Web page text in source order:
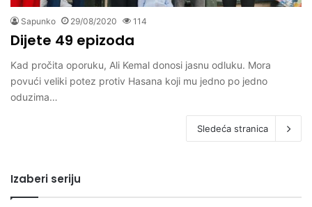
Sapunko 29/08/2020 114
Dijete 49 epizoda
Kad pročita oporuku, Ali Kemal donosi jasnu odluku. Mora
povući veliki potez protiv Hasana koji mu jedno po jedno
oduzima…
Sledeća stranica
Izaberi seriju